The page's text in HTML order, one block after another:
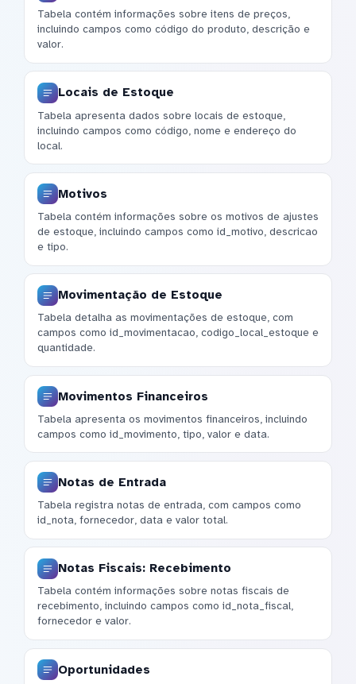
Tabela contém informações sobre itens de preços,
incluindo campos como código do produto, descrição e
valor.
Locais de Estoque
Tabela apresenta dados sobre locais de estoque,
incluindo campos como código, nome e endereço do
local.
Motivos
Tabela contém informações sobre os motivos de ajustes
de estoque, incluindo campos como id_motivo, descricao
e tipo.
Movimentação de Estoque
Tabela detalha as movimentações de estoque, com
campos como id_movimentacao, codigo_local_estoque e
quantidade.
Movimentos Financeiros
Tabela apresenta os movimentos financeiros, incluindo
campos como id_movimento, tipo, valor e data.
Notas de Entrada
Tabela registra notas de entrada, com campos como
id_nota, fornecedor, data e valor total.
Notas Fiscais: Recebimento
Tabela contém informações sobre notas fiscais de
recebimento, incluindo campos como id_nota_fiscal,
fornecedor e valor.
Oportunidades